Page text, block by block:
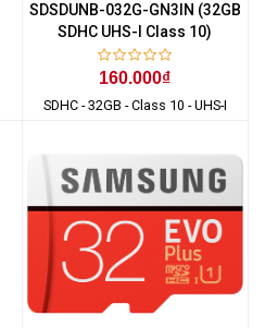
SDSDUNB-032G-GN3IN (32GB
SDHC UHS-I Class 10)
160.000₫
SDHC - 32GB - Class 10 - UHS-I